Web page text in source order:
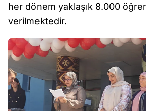
her dönem yaklaşık 8.000
verilmektedir.